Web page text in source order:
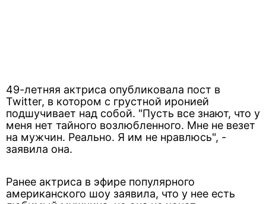
49-летняя актриса опубликовала пост в
Twitter, в котором с грустной иронией
подшучивает над собой. "Пусть все знают, что у
меня нет тайного возлюбленного. Мне не везет
на мужчин. Реально. Я им не нравлюсь", -
заявила она.
Ранее актриса в эфире популярного
американского шоу заявила, что у нее есть